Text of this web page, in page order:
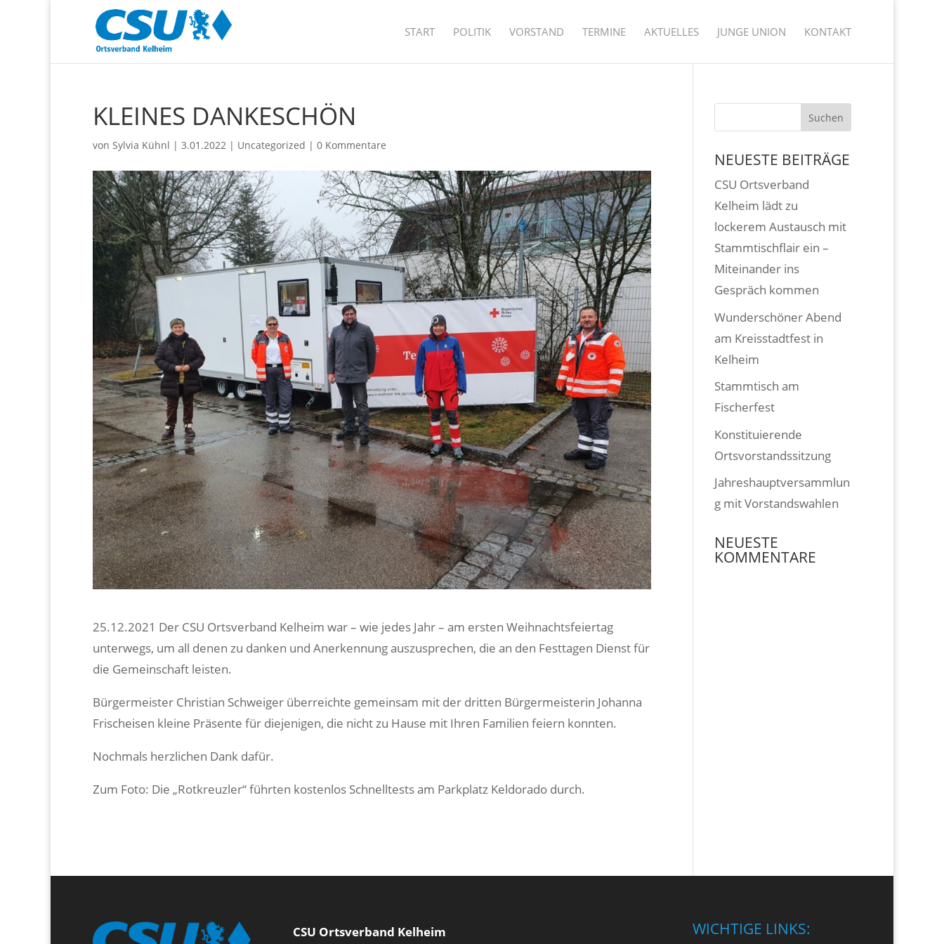
START POLITIK VORSTAND TERMINE AKTUELLES JUNGE UNION KONTAKT
KLEINES DANKESCHÖN
von Sylvia Kühnl | 3.01.2022 | Uncategorized | 0 Kommentare
25.12.2021 Der CSU Ortsverband Kelheim war – wie jedes Jahr – am ersten Weihnachtsfeiertag
unterwegs, um all denen zu danken und Anerkennung auszusprechen, die an den Festtagen Dienst für
die Gemeinschaft leisten.
Bürgermeister Christian Schweiger überreichte gemeinsam mit der dritten Bürgermeisterin Johanna
Frischeisen kleine Präsente für diejenigen, die nicht zu Hause mit Ihren Familien feiern konnten.
Nochmals herzlichen Dank dafür.
Zum Foto: Die „Rotkreuzler“ führten kostenlos Schnelltests am Parkplatz Keldorado durch.
NEUESTE BEITRÄGE
CSU Ortsverband
Kelheim lädt zu
lockerem Austausch mit
Stammtischflair ein –
Miteinander ins
Gespräch kommen
Wunderschöner Abend
am Kreisstadtfest in
Kelheim
Stammtisch am
Fischerfest
Konstituierende
Ortsvorstandssitzung
Jahreshauptversammlun
g mit Vorstandswahlen
NEUESTE
KOMMENTARE
CSU Ortsverband Kelheim WICHTIGE LINKS: